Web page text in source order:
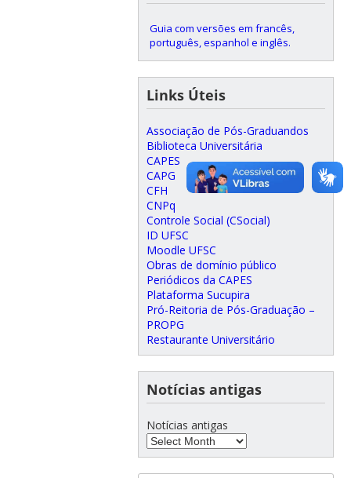
Guia com versões em francês,
português, espanhol e inglês.
Links Úteis
Associação de Pós-Graduandos
Biblioteca Universitária
CAPES
CAPG
CFH
CNPq
Controle Social (CSocial)
ID UFSC
Moodle UFSC
Obras de domínio público
Periódicos da CAPES
Plataforma Sucupira
Pró-Reitoria de Pós-Graduação –
PROPG
Restaurante Universitário
Notícias antigas
Notícias antigas